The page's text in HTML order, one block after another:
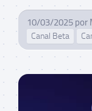
10/03/2025 por
Canal Beta